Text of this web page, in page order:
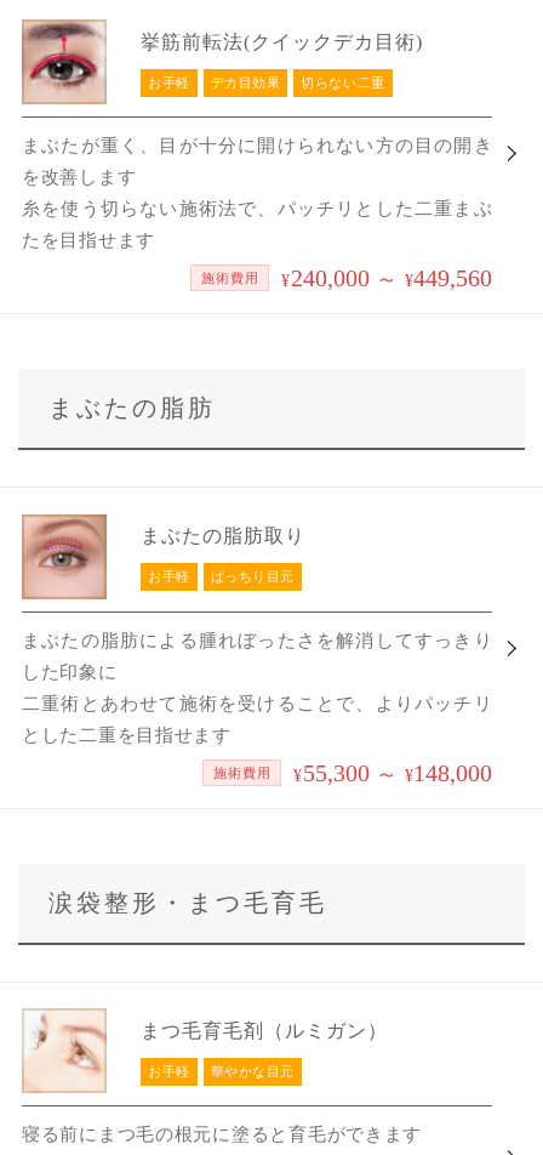
挙筋前転法(クイックデカ目術)
お手軽 デカ目効果 切らない二重
まぶたが重く、目が十分に開けられない方の目の開き
を改善します
糸を使う切らない施術法で、パッチリとした二重まぶ
たを目指せます
施術費用 ¥240,000 ～ ¥449,560
まぶたの脂肪
まぶたの脂肪取り
お手軽 ぱっちり目元
まぶたの脂肪による腫れぼったさを解消してすっきり
した印象に
二重術とあわせて施術を受けることで、よりパッチリ
とした二重を目指せます
施術費用 ¥55,300 ～ ¥148,000
涙袋整形・まつ毛育毛
まつ毛育毛剤（ルミガン）
お手軽 華やかな目元
寝る前にまつ毛の根元に塗ると育毛ができます